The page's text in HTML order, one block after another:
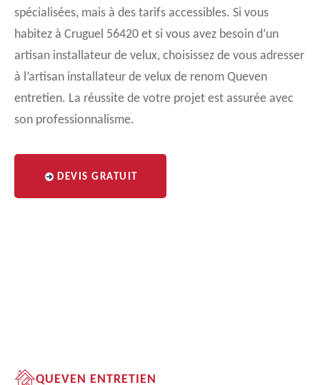
spécialisées, mais à des tarifs accessibles. Si vous
habitez à Cruguel 56420 et si vous avez besoin d’un
artisan installateur de velux, choisissez de vous adresser
à l’artisan installateur de velux de renom Queven
entretien. La réussite de votre projet est assurée avec
son professionnalisme.
DEVIS GRATUIT
QUEVEN ENTRETIEN